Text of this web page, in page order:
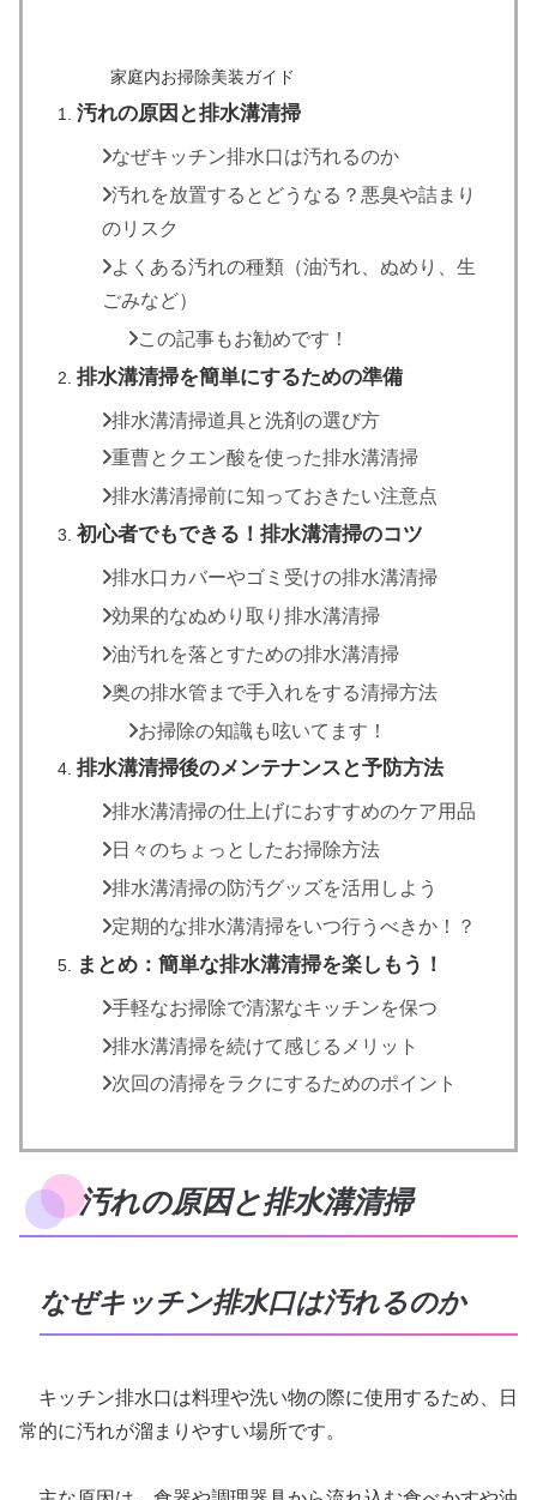
家庭内お掃除美装ガイド
汚れの原因と排水溝清掃
なぜキッチン排水口は汚れるのか
汚れを放置するとどうなる？悪臭や詰まり
のリスク
よくある汚れの種類（油汚れ、ぬめり、生
ごみなど）
この記事もお勧めです！
排水溝清掃を簡単にするための準備
排水溝清掃道具と洗剤の選び方
重曹とクエン酸を使った排水溝清掃
排水溝清掃前に知っておきたい注意点
初心者でもできる！排水溝清掃のコツ
排水口カバーやゴミ受けの排水溝清掃
効果的なぬめり取り排水溝清掃
油汚れを落とすための排水溝清掃
奥の排水管まで手入れをする清掃方法
お掃除の知識も呟いてます！
排水溝清掃後のメンテナンスと予防方法
排水溝清掃の仕上げにおすすめのケア用品
日々のちょっとしたお掃除方法
排水溝清掃の防汚グッズを活用しよう
定期的な排水溝清掃をいつ行うべきか！？
まとめ：簡単な排水溝清掃を楽しもう！
手軽なお掃除で清潔なキッチンを保つ
排水溝清掃を続けて感じるメリット
次回の清掃をラクにするためのポイント
汚れの原因と排水溝清掃
なぜキッチン排水口は汚れるのか
キッチン排水口は料理や洗い物の際に使用するため、日
常的に汚れが溜まりやすい場所です。